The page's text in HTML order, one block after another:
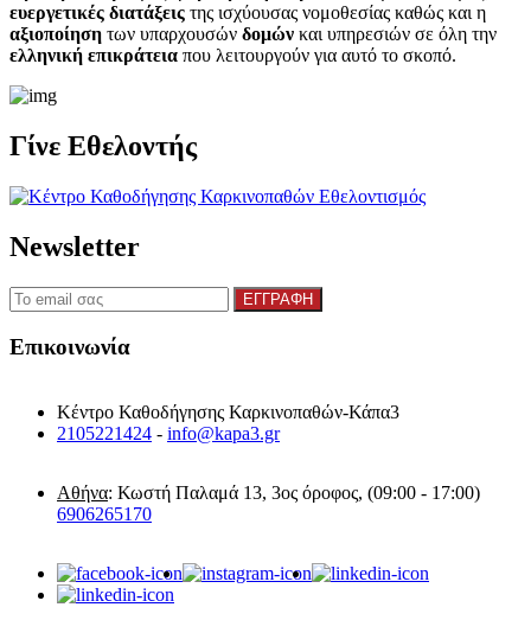
ευεργετικές διατάξεις της ισχύουσας νομοθεσίας καθώς και η
αξιοποίηση των υπαρχουσών δομών και υπηρεσιών σε όλη την
ελληνική επικράτεια που λειτουργούν για αυτό το σκοπό.​
Γίνε Εθελοντής
Newsletter
Επικοινωνία
Κέντρο Καθοδήγησης Καρκινοπαθών-Κάπα3
2105221424 - info@kapa3.gr
Αθήνα: Κωστή Παλαμά 13, 3ος όροφος, (09:00 - 17:00)
6906265170